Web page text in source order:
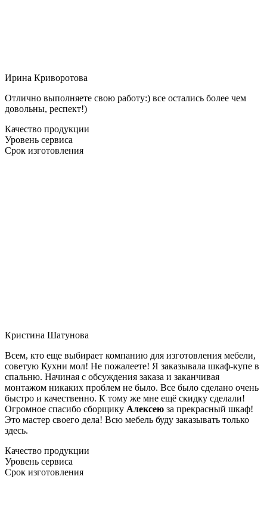
Ирина Криворотова
Отлично выполняете свою работу:) все остались более чем
довольны, респект!)
Качество продукции
Уровень сервиса
Срок изготовления
Кристина Шатунова
Всем, кто еще выбирает компанию для изготовления мебели,
советую Кухни мол! Не пожалеете! Я заказывала шкаф-купе в
спальню. Начиная с обсуждения заказа и заканчивая
монтажом никаких проблем не было. Все было сделано очень
быстро и качественно. К тому же мне ещё скидку сделали!
Огромное спасибо сборщику Алексею за прекрасный шкаф!
Это мастер своего дела! Всю мебель буду заказывать только
здесь.
Качество продукции
Уровень сервиса
Срок изготовления